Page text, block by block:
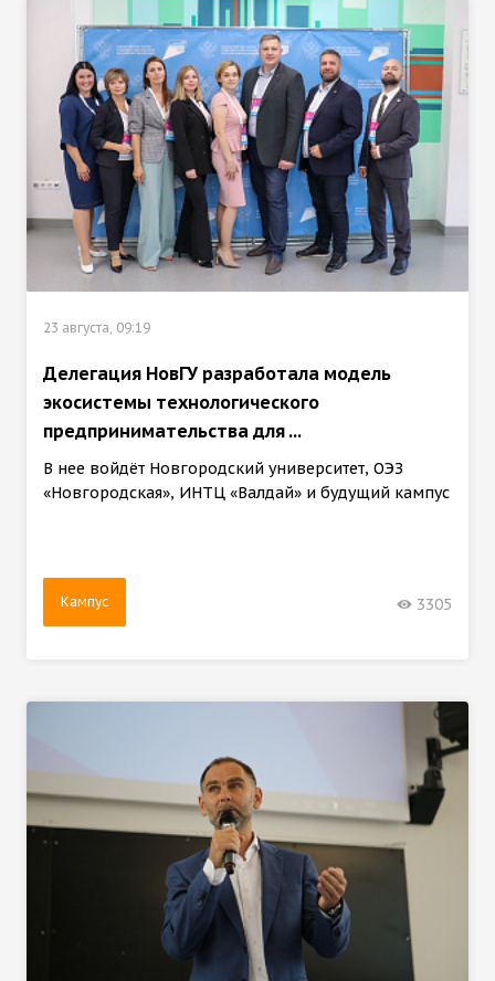
23 августа, 09:19
Делегация НовГУ разработала модель
экосистемы технологического
предпринимательства для ...
В нее войдёт Новгородский университет, ОЭЗ
«Новгородская», ИНТЦ «Валдай» и будущий кампус
Кампус 3305